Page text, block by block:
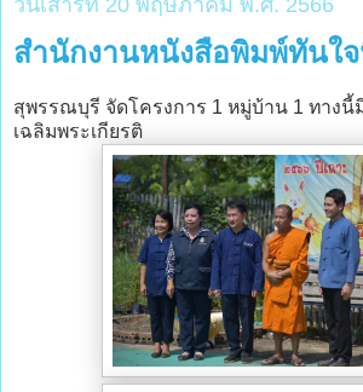
วันเสาร์ที่ 20 พฤษภาคม พ.ศ. 2566
สำนักงานหนังสือพิมพ์ทันใ
สุพรรณบุรี จัดโครงการ 1 หมู่บ้าน 1 ทาง
เฉลิมพระเกียรติ